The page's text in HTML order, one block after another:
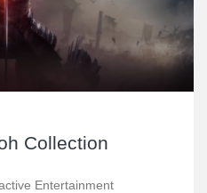
Collection
Entertainment